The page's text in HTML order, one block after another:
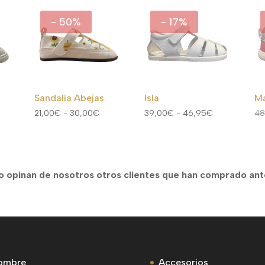
- 50%
Sandalia Abejas
21,00€ - 30,00€
21,00€
- 17%
Isla
39,00€ - 46,95€
39,00€
opinan de nosotros otros clientes que han comprado
Accesorios